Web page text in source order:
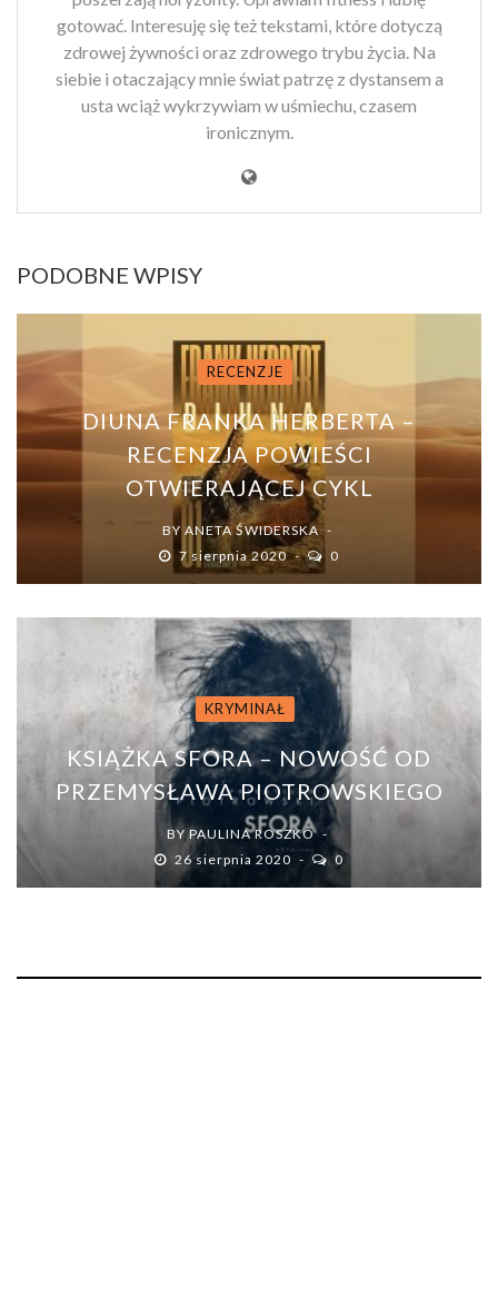
gotować. Interesuję się też tekstami, które dotyczą
zdrowej żywności oraz zdrowego trybu życia. Na
siebie i otaczający mnie świat patrzę z dystansem a
usta wciąż wykrzywiam w uśmiechu, czasem
ironicznym.
PODOBNE WPISY
RECENZJE
DIUNA FRANKA HERBERTA –
RECENZJA POWIEŚCI
OTWIERAJĄCEJ CYKL
BY ANETA ŚWIDERSKA
7 sierpnia 2020
0
KRYMINAŁ
KSIĄŻKA SFORA – NOWOŚĆ OD
PRZEMYSŁAWA PIOTROWSKIEGO
BYPAULINA ROSZKO
26 sierpnia 2020
0